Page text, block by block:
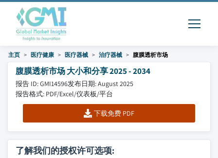
主页 医疗健康 医疗器械 治疗器械 腹膜透析市场
腹膜透析市场 大小和分享 2025 - 2034
报告 ID: GMI14596发布日期: August 2025
报告格式: PDF/Excel/仪表板/平台
下载免费 PDF
了解我们的授权许可选项: